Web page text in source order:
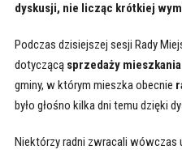
dyskusji, nie licząc krótkiej
Podczas dzisiejszej sesji Rady
dotyczącą sprzedaży
gminy, w którym mieszka obecnie
było głośno kilka dni temu dzięki
Niektórzy radni zwracali wówczas